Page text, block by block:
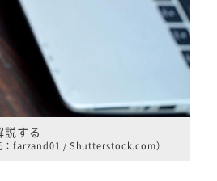
説する
：farzand01 / Shutterstock.com）